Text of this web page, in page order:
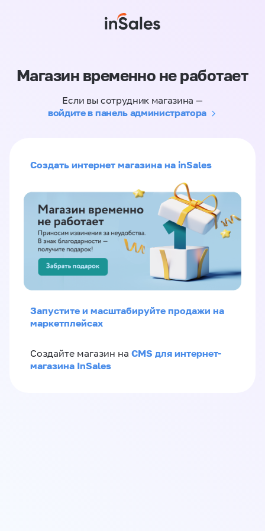
Магазин временно не работает
Если вы сотрудник магазина —
войдите в панель администратора
Создать интернет магазина на inSales
Запустите и масштабируйте продажи на
маркетплейсах
Создайте магазин на CMS для интернет-
магазина InSales